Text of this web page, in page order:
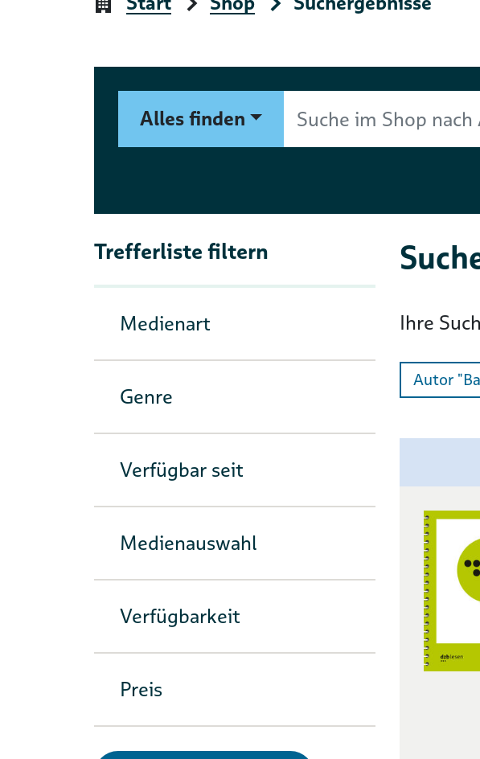
Suchformular
Alles finden
Suche im Shop nach Autor, Titel,
Trefferliste filtern
Medienart
Genre
Verfügbar seit
Medienauswahl
Verfügbarkeit
Preis
Ihre
Autor